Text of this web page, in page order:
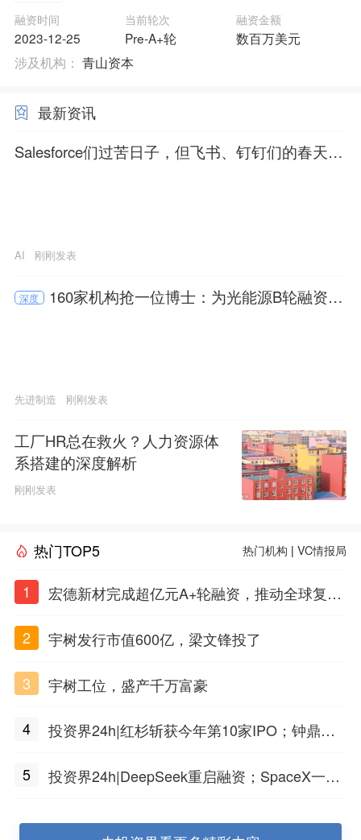
融资时间
2023-12-25
当前轮次
Pre-A+轮
融资金额
数百万美元
涉及机构： 青山资本
最新资讯
Salesforce们过苦日子，但飞书、钉钉们的春天来
AI 刚刚发表
深度
160家机构抢一位博士：为光能源B轮融资数
先进制造 刚刚发表
工厂HR总在救火？人力资源体
系搭建的深度解析
刚刚发表
热门TOP5 热门机构 |VC情报局
1
宏德新材完成超亿元A+轮融资，推动全球复合
2
宇树发行市值600亿，梁文锋投了
3 宇树工位，盛产千万富豪
4
投资界24h|红杉斩获今年第10家IPO；钟鼎投
水
5
投资界24h|DeepSeek重启融资；SpaceX一夜